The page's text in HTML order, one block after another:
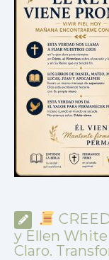
y Ellen
Claro.